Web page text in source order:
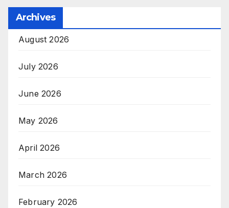
Archives
August 2026
July 2026
June 2026
May 2026
April 2026
March 2026
February 2026